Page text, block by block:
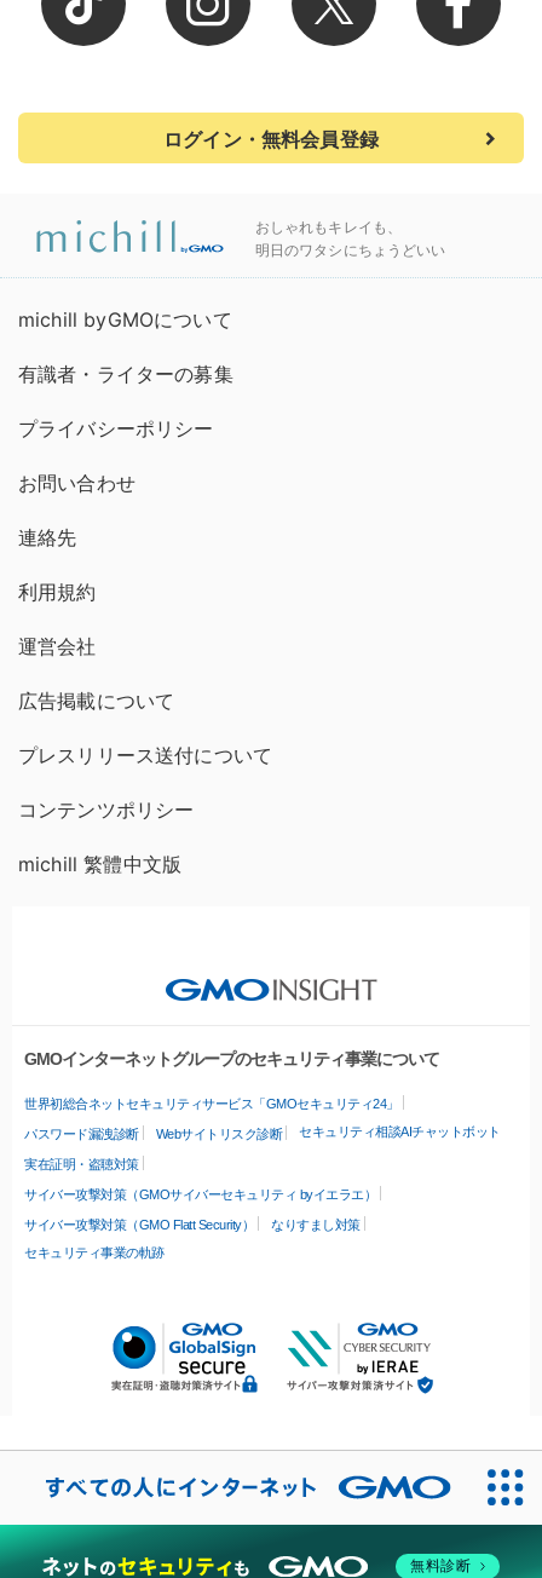
ログイン・無料会員登録
おしゃれもキレイも、
明日のワタシにちょうどいい
michill byGMOについて
有識者・ライターの募集
プライバシーポリシー
お問い合わせ
連絡先
利用規約
運営会社
広告掲載について
プレスリリース送付について
コンテンツポリシー
michill 繁體中文版
GMOインターネットグループのセキュリティ事業について
世界初総合ネットセキュリティサービス「GMOセキュリティ24」
パスワード漏洩診断 Webサイトリスク診断 セキュリティ相談AIチャットボット
実在証明・盗聴対策
サイバー攻撃対策（GMOサイバーセキュリティ byイエラエ）
サイバー攻撃対策（GMO Flatt Security）
なりすまし対策
セキュリティ事業の軌跡
無料診断